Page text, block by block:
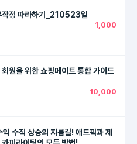
작정 따라하기_210523일
1,000
원을 위한 쇼핑메이트 통합 가이드
10,000
수직 상승의 지름길! 애드픽과 제